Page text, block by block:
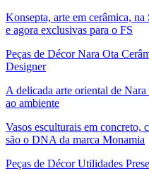
Konsepta, arte em cerâmica,
e agora exclusivas para o FS
Peças de Décor Nara Ota
Designer
A delicada arte oriental de
ao ambiente
Vasos esculturais em concreto,
são o DNA da marca Monamia
Peças de Décor Utilidades